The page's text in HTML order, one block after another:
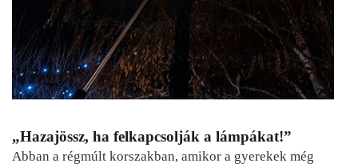
„Hazajössz, ha felkapcsolják a lámpákat!”
Abban a régmúlt korszakban, amikor a gyerekek még